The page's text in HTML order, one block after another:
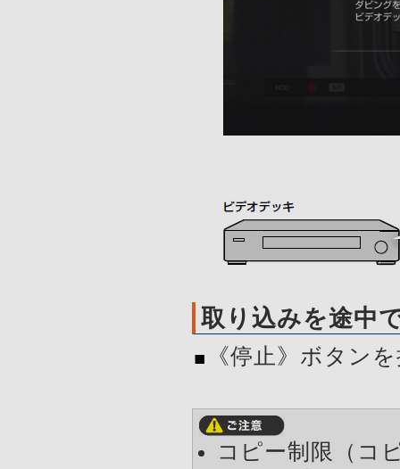
取り込みを途中
《停止》ボタン
コピー制限（コ